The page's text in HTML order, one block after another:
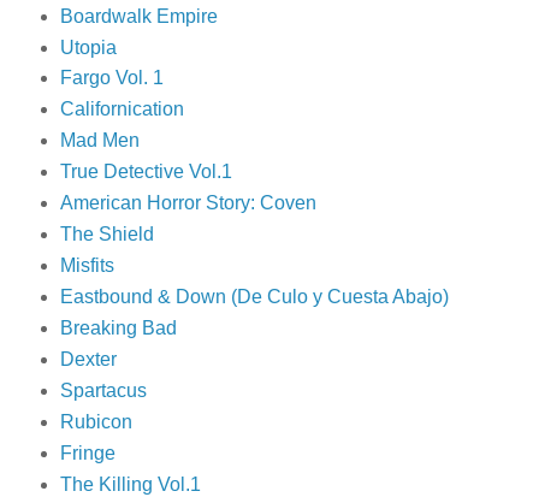
Boardwalk Empire
Utopia
Fargo Vol. 1
Californication
Mad Men
True Detective Vol.1
American Horror Story: Coven
The Shield
Misfits
Eastbound & Down (De Culo y Cuesta Abajo)
Breaking Bad
Dexter
Spartacus
Rubicon
Fringe
The Killing Vol.1